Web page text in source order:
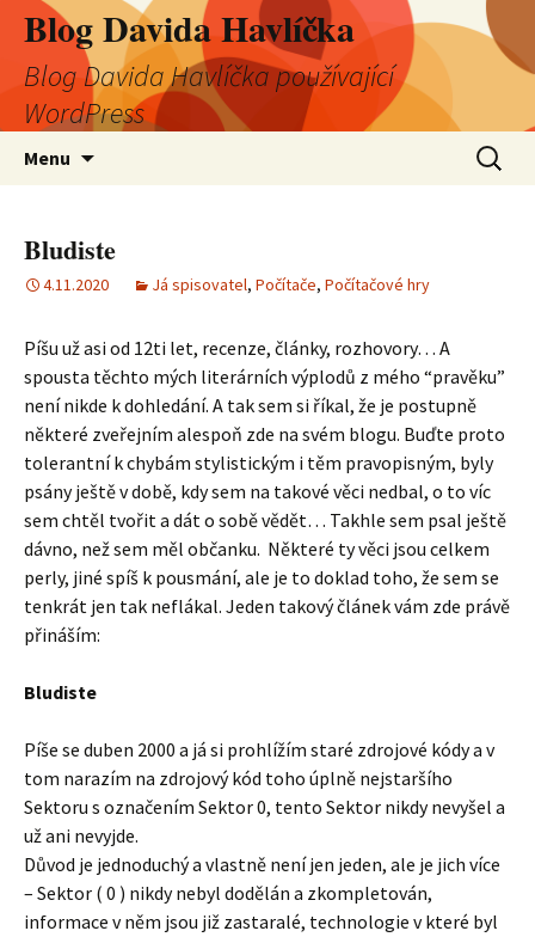
Blog Davida Havlíčka
Blog Davida Havlíčka používající
WordPress
Menu
Bludiste
4.11.2020 Já spisovatel, Počítače, Počítačové hry
Píšu už asi od 12ti let, recenze, články, rozhovory… A
spousta těchto mých literárních výplodů z mého “pravěku”
není nikde k dohledání. A tak sem si říkal, že je postupně
některé zveřejním alespoň zde na svém blogu. Buďte proto
tolerantní k chybám stylistickým i těm pravopisným, byly
psány ještě v době, kdy sem na takové věci nedbal, o to víc
sem chtěl tvořit a dát o sobě vědět… Takhle sem psal ještě
dávno, než sem měl občanku. Některé ty věci jsou celkem
perly, jiné spíš k pousmání, ale je to doklad toho, že sem se
tenkrát jen tak neflákal. Jeden takový článek vám zde právě
přináším:
Bludiste
Píše se duben 2000 a já si prohlížím staré zdrojové kódy a v
tom narazím na zdrojový kód toho úplně nejstaršího
Sektoru s označením Sektor 0, tento Sektor nikdy nevyšel a
už ani nevyjde.
Důvod je jednoduchý a vlastně není jen jeden, ale je jich více
– Sektor ( 0 ) nikdy nebyl dodělán a zkompletován,
informace v něm jsou již zastaralé, technologie v které byl